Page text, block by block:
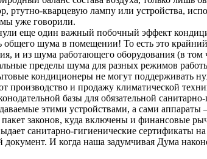
ртутно-кварцевую лампу или устройства,
уже говорили.
еще один важный побочный эффект
общего шума в помещении! То есть это
и из шума работающего оборудования (в
пределы шума для разных режимов
кондиционеры не могут поддерживать
производство и продажу климатической
базы для обязательной
этими устройствами, а сами
законов, куда включены и финансовые
санитарно-гигиенические сертификаты
И когда наша задумчивая Дума